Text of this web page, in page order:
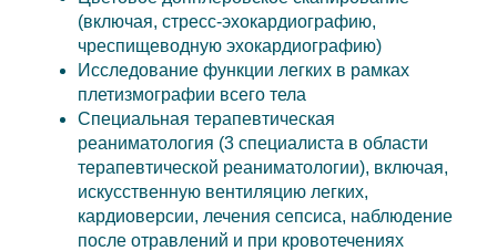
(включая, стресс-эхокардиографию,
чреспищеводную эхокардиографию)
Исследование функции легких в рамках
плетизмографии всего тела
Специальная терапевтическая
реаниматология (3 специалиста в области
терапевтической реаниматологии), включая,
искусственную вентиляцию легких,
кардиоверсии, лечения сепсиса, наблюдение
после отравлений и при кровотечениях